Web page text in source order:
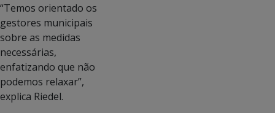
“Temos orientado os
gestores municipais
sobre as medidas
necessárias,
enfatizando que não
podemos relaxar”,
explica Riedel.